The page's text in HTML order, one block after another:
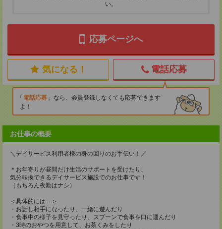
い。
応募ページへ
気になる！ 電話応募
電話応募
なら、会員登録しなくても応募できます
よ！
お仕事の概要
＼デイサービス利用者様の身の回りのお手伝い！／
＊お年寄りが昼間だけ生活のサポートを受けたり、
気分転換できるデイサービス施設でのお仕事です！
（もちろん夜勤はナシ）
＜具体的には…＞
・お話し相手になったり、一緒に遊んだり
・食事中の様子を見守ったり、スプーンで食事を口に運んだり
・3時のおやつを用意して、お茶くみをしたり